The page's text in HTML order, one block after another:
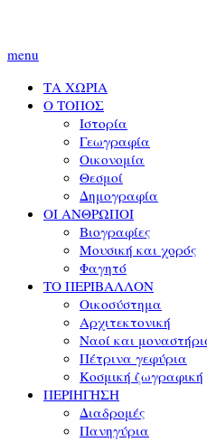
menu
ΤΑ ΧΩΡΙΑ
Ο ΤΟΠΟΣ
Ιστορία
Γεωγραφία
Οικονομία
Θεσμοί
Δημογραφία
ΟΙ ΑΝΘΡΩΠΟΙ
Βιογραφίες
Μουσική και χορός
Φαγητό
ΤΟ ΠΕΡΙΒΑΛΛΟΝ
Οικοσύστημα
Αρχιτεκτονική
Ναοί και
Πέτρινα γεφύρια
Κοσμική ζωγραφική
ΠΕΡΙΗΓΗΣΗ
Διαδρομές
Πανηγύρια